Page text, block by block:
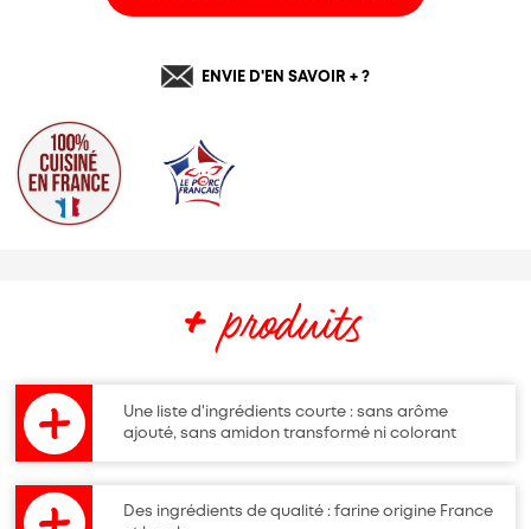
ENVIE D'EN SAVOIR + ?
+produits
Une liste d'ingrédients courte : sans arôme
ajouté, sans amidon transformé ni colorant
Des ingrédients de qualité : farine origine France